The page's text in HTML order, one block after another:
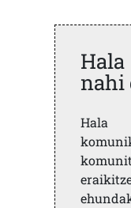
nahi
Hala